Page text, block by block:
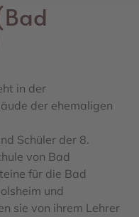
in der
der ehemaligen
Schüler der 8.
von Bad
für die Bad
und
sie von ihrem Lehrer